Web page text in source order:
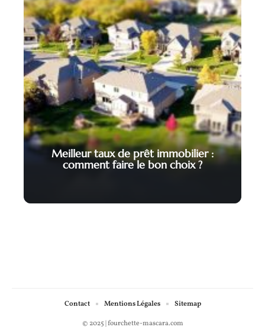
Meilleur taux de prêt immobilier :
comment faire le bon choix ?
© 2025 | fourchette-mascara.com
Contact Mentions Légales Sitemap